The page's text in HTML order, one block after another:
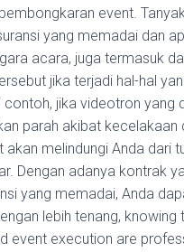
event.
yang memadai dan
acara, juga termasuk
jika terjadi hal-hal
contoh, jika videotron yang
parah akibat kecelakaan
akan melindungi Anda dari
Dengan adanya kontrak
yang memadai, Anda
lebih tenang, knowing
event execution are